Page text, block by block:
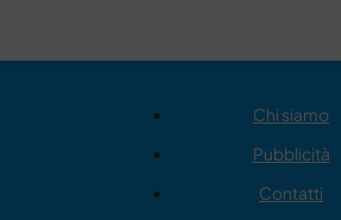
Chi siamo
Pubblicità
Contatti